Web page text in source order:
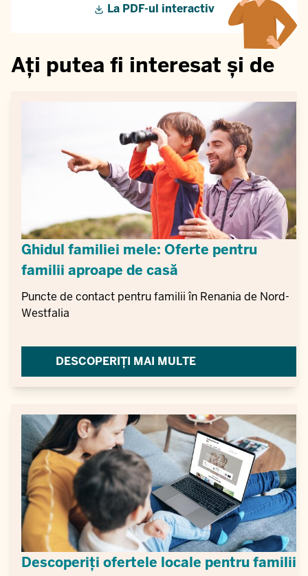
La PDF-ul interactiv
Ați putea fi interesat și de
Ghidul familiei mele: Oferte pentru
familii aproape de casă
Puncte de contact pentru familii în Renania de Nord-
Westfalia
DESCOPERIȚI MAI MULTE
Descoperiți ofertele locale pentru familii